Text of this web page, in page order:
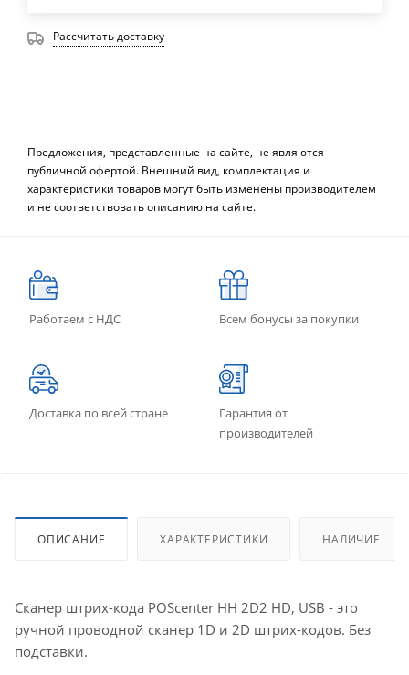
Рассчитать доставку
Предложения, представленные на сайте, не являются
публичной офертой. Внешний вид, комплектация и
характеристики товаров могут быть изменены производителем
и не соответствовать описанию на сайте.
Работаем с НДС Всем бонусы за покупки
Доставка по всей стране
Гарантия от
производителей
ОПИСАНИЕ ХАРАКТЕРИСТИКИ НАЛИЧИЕ
Сканер штрих-кода POScenter HH 2D2 HD, USB - это
ручной проводной сканер 1D и 2D штрих-кодов. Без
подставки.